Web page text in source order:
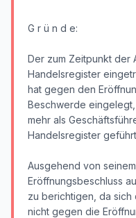
G r ü n d e:
Der zum Zeitpunkt der
Handelsregister
hat gegen den
Beschwerde
mehr als
Handelsregister
Ausgehend von
Eröffnungsbeschluss
zu berichtigen, da
nicht gegen die